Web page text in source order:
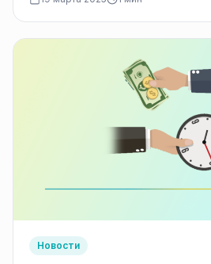
займов населению. Он отметил,…
Новости